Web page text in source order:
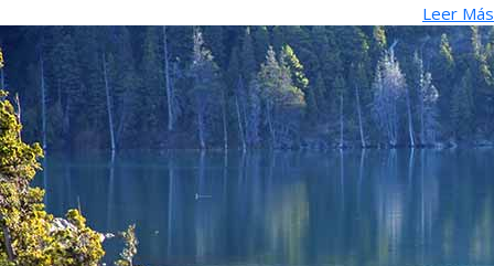
Leer Más